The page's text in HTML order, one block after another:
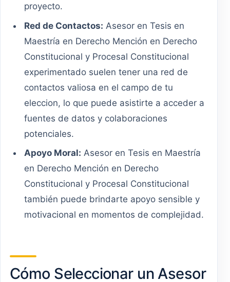
proyecto.
Red de Contactos: Asesor en Tesis en
Maestría en Derecho Mención en Derecho
Constitucional y Procesal Constitucional
experimentado suelen tener una red de
contactos valiosa en el campo de tu
eleccion, lo que puede asistirte a acceder a
fuentes de datos y colaboraciones
potenciales.
Apoyo Moral: Asesor en Tesis en Maestría
en Derecho Mención en Derecho
Constitucional y Procesal Constitucional
también puede brindarte apoyo sensible y
motivacional en momentos de complejidad.
Cómo Seleccionar un Asesor